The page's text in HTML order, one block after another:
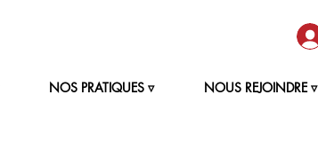
NOS PRATIQUES ▿ NOUS REJOINDRE ▿